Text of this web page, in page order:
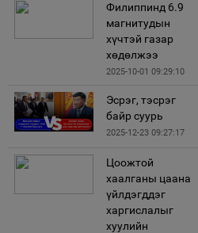
Филиппинд 6.9
магнитудын
хүчтэй газар
хөдөлжээ
2025-10-01 09:29:10
Эсрэг, тэсрэг
байр суурь
2025-12-23 09:27:17
Цоожтой
хаалганы цаана
үйлдэгддэг
харгислалыг
хуулийн